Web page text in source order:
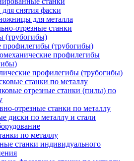
снятия фаски
для металла
отрезные станки
(трубогибы)
профилегибы (трубогибы)
профилегибы
профилегибы (трубогибы)
станки по металлу
отрезные станки (пилы) по
отрезные станки по металлу
диски по металлу и стали
по металлу
станки индивидуального